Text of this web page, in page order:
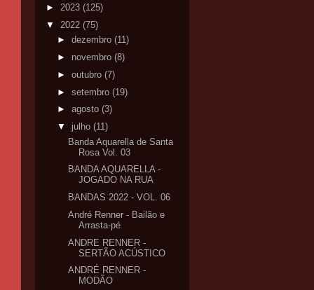
► 2023 (125)
▼ 2022 (75)
► dezembro (11)
► novembro (8)
► outubro (7)
► setembro (19)
► agosto (3)
▼ julho (11)
Banda Aquarella de Santa
Rosa Vol. 03
BANDA AQUARELLA -
JOGADO NA RUA
BANDAS 2022 - VOL. 06
André Renner - Bailão e
Arrasta-pé
ANDRE RENNER -
SERTÃO ACÚSTICO
ANDRÉ RENNER -
MODÃO